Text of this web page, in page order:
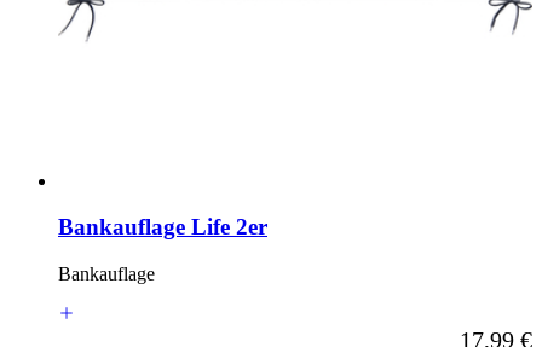
Bankauflage Life 2er
Bankauflage
Ab
17,99 €